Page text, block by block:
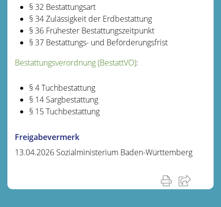
§ 32 Bestattungsart
§ 34 Zulässigkeit der Erdbestattung
§ 36 Frühester Bestattungszeitpunkt
§ 37 Bestattungs- und Beförderungsfrist
Bestattungsverordnung (BestattVO):
§ 4 Tuchbestattung
§ 14 Sargbestattung
§ 15 Tuchbestattung
Freigabevermerk
13.04.2026 Sozialministerium Baden-Württemberg